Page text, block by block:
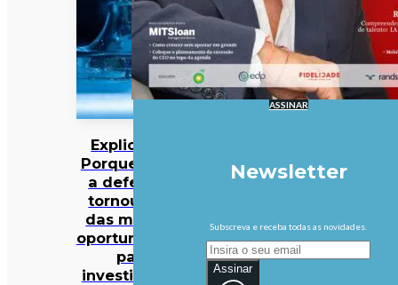
Explicador:
Porque é que
a defesa se
tornou uma
das maiores
oportunidades
para
investidores?
ASSINAR
Newsletter
Subscreva e receba todas as novidades.
Assinar